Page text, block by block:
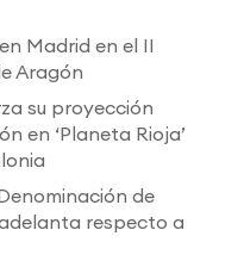
Madrid en el II
Aragón
su proyección
en ‘Planeta Rioja’
de
respecto a